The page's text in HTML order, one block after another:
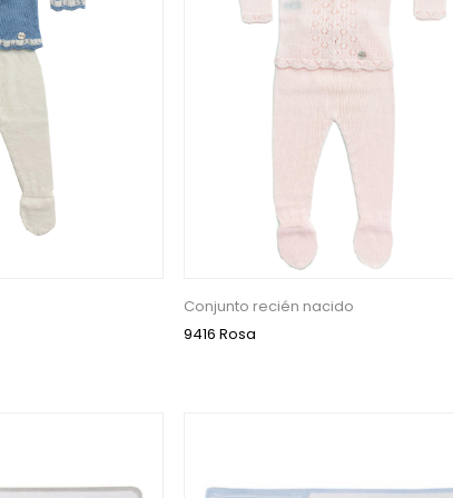
Conjunto recién nacido
9416 Rosa